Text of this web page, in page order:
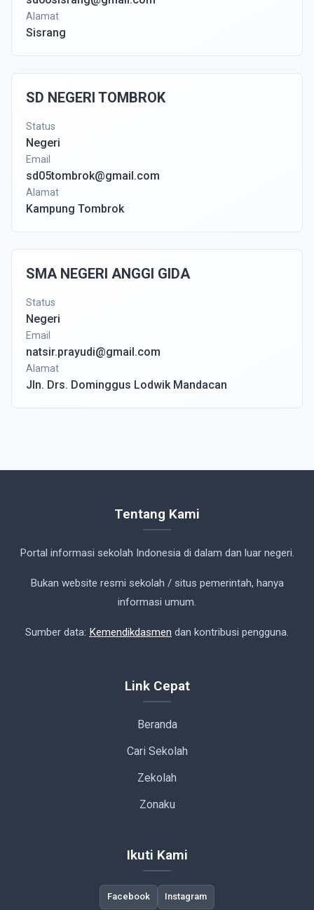
Alamat
Sisrang
SD NEGERI TOMBROK
Status
Negeri
Email
sd05tombrok@gmail.com
Alamat
Kampung Tombrok
SMA NEGERI ANGGI GIDA
Status
Negeri
Email
natsir.prayudi@gmail.com
Alamat
Jln. Drs. Dominggus Lodwik Mandacan
Tentang Kami
Portal informasi sekolah Indonesia di dalam dan luar negeri.
Bukan website resmi sekolah / situs pemerintah, hanya
informasi umum.
Sumber data: Kemendikdasmen dan kontribusi pengguna.
Link Cepat
Beranda
Cari Sekolah
Zekolah
Zonaku
Ikuti Kami
Facebook Instagram